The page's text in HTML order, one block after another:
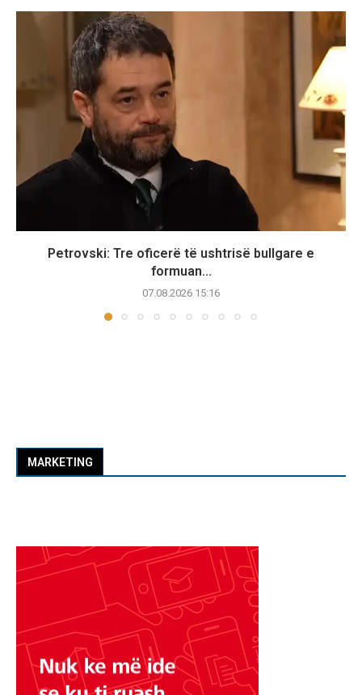
Petrovski: Tre oficerë të ushtrisë bullgare e
formuan...
07.08.2026 15:16
MARKETING